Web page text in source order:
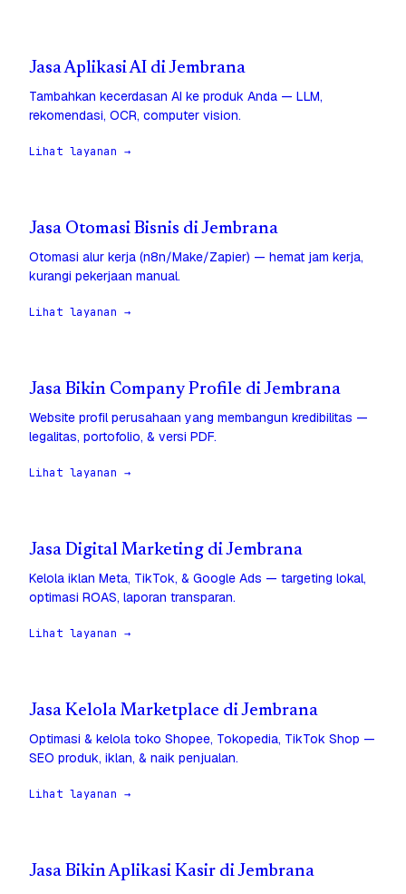
Jasa Aplikasi AI di Jembrana
Tambahkan kecerdasan AI ke produk Anda — LLM,
rekomendasi, OCR, computer vision.
Lihat layanan →
Jasa Otomasi Bisnis di Jembrana
Otomasi alur kerja (n8n/Make/Zapier) — hemat jam kerja,
kurangi pekerjaan manual.
Lihat layanan →
Jasa Bikin Company Profile di Jembrana
Website profil perusahaan yang membangun kredibilitas —
legalitas, portofolio, & versi PDF.
Lihat layanan →
Jasa Digital Marketing di Jembrana
Kelola iklan Meta, TikTok, & Google Ads — targeting lokal,
optimasi ROAS, laporan transparan.
Lihat layanan →
Jasa Kelola Marketplace di Jembrana
Optimasi & kelola toko Shopee, Tokopedia, TikTok Shop —
SEO produk, iklan, & naik penjualan.
Lihat layanan →
Jasa Bikin Aplikasi Kasir di Jembrana